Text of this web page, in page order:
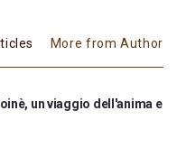
More from Author
un viaggio dell'anima e